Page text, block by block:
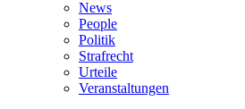
News
People
Politik
Strafrecht
Urteile
Veranstaltungen